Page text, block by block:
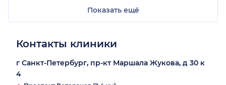
Показать ещё
Контакты клиники
г Санкт-Петербург, пр-кт Маршала Жукова, д 30 к
4